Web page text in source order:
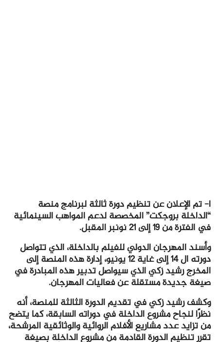
ا- تم الإعلان عن تنظيم دورة ثالثة لبرنامج منصة
“الداخلة بروجكت” المخصصة لدعم المواهب السينمائية
في الفترة من 19 إلى 21 نونبر المقبل.
وأسند المهرجان الدولي للفيلم بالداخلة، الذي تتواصل
دورته ال 14 إلى غاية 12 يونيو، إدارة هذه المنصة إلى
المخرج رشيد زكي الذي سيواصل تدبير هذه المبادرة في
صيغة جديدة مستقلة عن فعاليات المهرجان.
وكشف رشيد زكي في تقديم الدورة الثالثة للمنصة، أنه
نظرًا لنجاح مشروع الداخلة في دوراته السابقة، كما يتضح
من تزايد عدد مشاريع الأفلام الروائية والوثائقية المرشحة،
تقرر تنظيم الدورة القادمة من مشروع الداخلة بصيغة